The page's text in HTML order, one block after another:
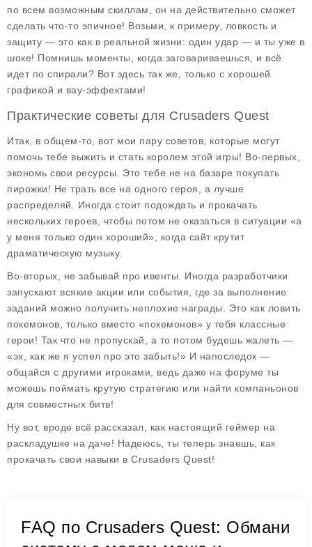
по всем возможным скиллам, он на действительно сможет
сделать что-то эпичное! Возьми, к примеру, ловкость и
защиту — это как в реальной жизни: один удар — и ты уже в
шоке! Помнишь моменты, когда заговариваешься, и всё
идет по спирали? Вот здесь так же, только с хорошей
графикой и вау-эффектами!
Практические советы для Crusaders Quest
Итак, в общем-то, вот мои пару советов, которые могут
помочь тебе выжить и стать королем этой игры! Во-первых,
экономь свои ресурсы. Это тебе не на базаре покупать
пирожки! Не трать все на одного героя, а лучше
распределяй. Иногда стоит подождать и прокачать
нескольких героев, чтобы потом не оказаться в ситуации «а
у меня только один хороший», когда сайт крутит
драматическую музыку.
Во-вторых, не забывай про ивенты. Иногда разработчики
запускают всякие акции или события, где за выполнение
заданий можно получить неплохие награды. Это как ловить
покемонов, только вместо «покемонов» у тебя классные
герои! Так что не пропускай, а то потом будешь жалеть —
«эх, как же я успел про это забыть!» И напоследок —
общайся с другими игроками, ведь даже на форуме ты
можешь поймать крутую стратегию или найти компаньонов
для совместных битв!
Ну вот, вроде всё рассказал, как настоящий геймер на
раскладушке на даче! Надеюсь, ты теперь знаешь, как
прокачать свои навыки в Crusaders Quest!
FAQ по Crusaders Quest: Обмани